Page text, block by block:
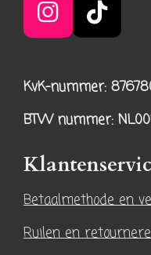
I
n
t
a
r
a
m
T
i
T
o
KvK-nummer:
BTW nummer:
Betaalmethode en
Ruilen en